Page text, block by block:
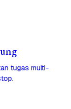
tugas multi-